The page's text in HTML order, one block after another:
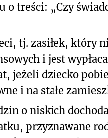
o treści: „Czy
tj. zasiłek, który
i jest
jeżeli dziecko
i na stałe
o niskich
przyznawane